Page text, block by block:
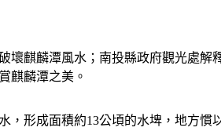
壞麒麟潭風水；南投縣政府觀光處解
麒麟潭之美。
形成面積約13公頃的水埤，地方慣